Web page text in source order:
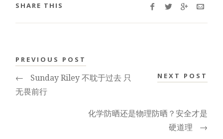
SHARE THIS
PREVIOUS POST
←
Sunday Riley 不耽于过去 只
无畏前行
NEXT POST
化学防晒还是物理防晒？安全才是
硬道理
→